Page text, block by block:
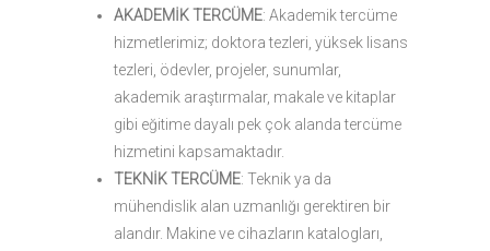
AKADEMİK TERCÜME: Akademik tercüme
hizmetlerimiz; doktora tezleri, yüksek lisans
tezleri, ödevler, projeler, sunumlar,
akademik araştırmalar, makale ve kitaplar
gibi eğitime dayalı pek çok alanda tercüme
hizmetini kapsamaktadır.
TEKNİK TERCÜME: Teknik ya da
mühendislik alan uzmanlığı gerektiren bir
alandır. Makine ve cihazların katalogları,